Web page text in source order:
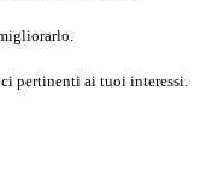
pertinenti ai tuoi interessi.